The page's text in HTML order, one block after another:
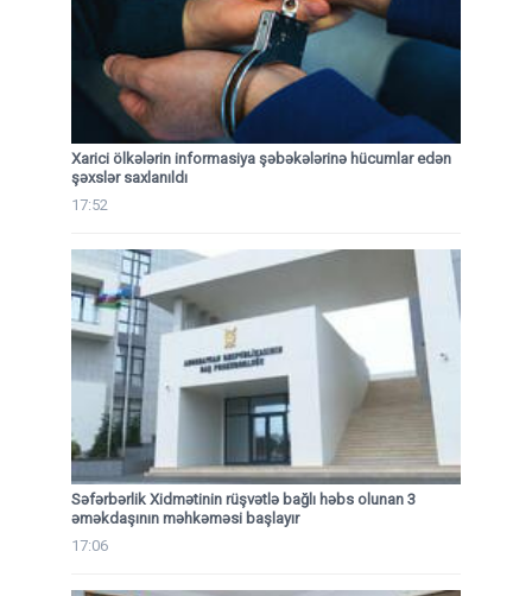
Xarici ölkələrin informasiya şəbəkələrinə hücumlar edən
şəxslər saxlanıldı
17:52
Səfərbərlik Xidmətinin rüşvətlə bağlı həbs olunan 3
əməkdaşının məhkəməsi başlayır
17:06